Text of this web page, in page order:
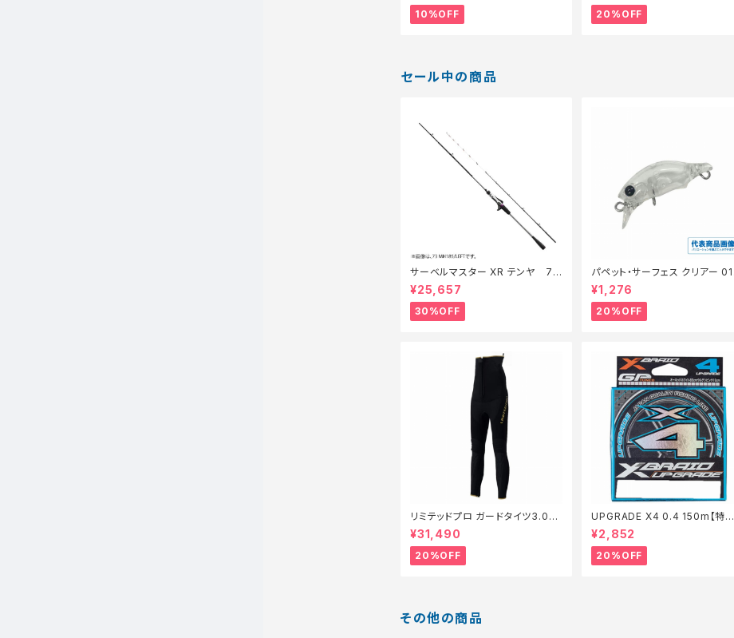
10%OFF 20%OFF
セール中の商品
サーベルマスター XR テンヤ 73
MH 185R【特価ロッド】【30】
¥25,657
30%OFF
パペット・サーフェス クリアー 01
【特価ルアー】【20】
¥1,276
20%OFF
リミテッドプロ ガードタイツ3.0FI
−540X 黒 LB【特価装備】【20】
¥31,490
20%OFF
UPGRADE X4 0.4 150m【特価
仕掛】【20】
¥2,852
20%OFF
その他の商品